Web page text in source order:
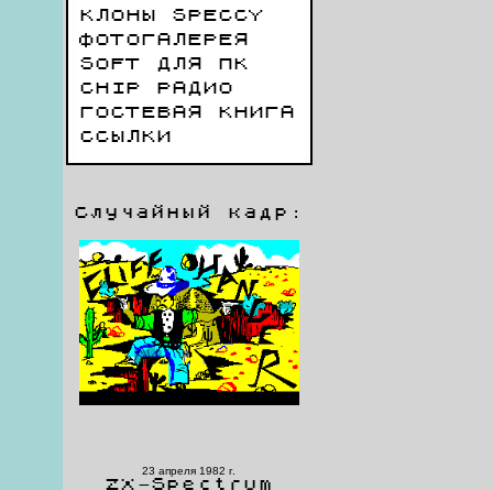
КЛОНЫ SPECCY
ФОТОГАЛЕРЕЯ
SOFT ДЛЯ ПК
CHIP РАДИО
ГОСТЕВАЯ КНИГА
ССЫЛКИ
Случайный кадр:
23 апреля 1982 г.
ZX-Spectrum